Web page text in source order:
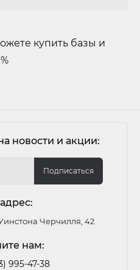
купить базы и
новости и акции:
Подписаться
Черчилля, 42
нам:
995-47-38